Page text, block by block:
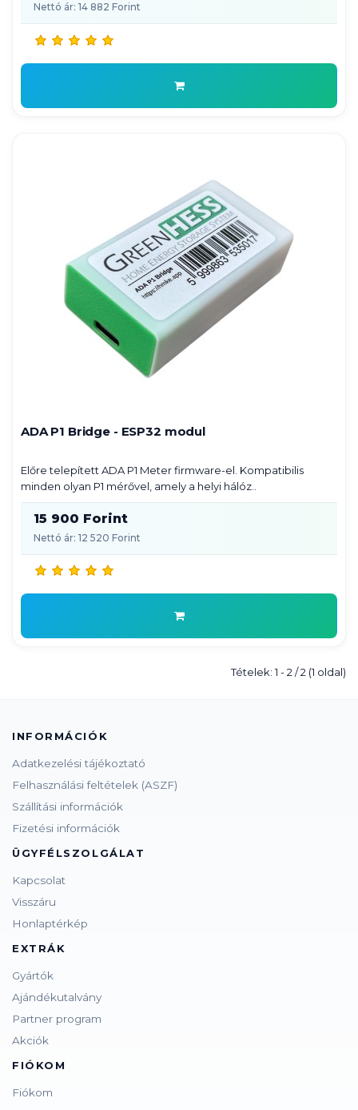
Nettó ár: 14 882 Forint
ADA P1 Bridge - ESP32 modul
Előre telepített ADA P1 Meter firmware-el. Kompatibilis
minden olyan P1 mérővel, amely a helyi hálóz..
15 900 Forint
Nettó ár: 12 520 Forint
Tételek: 1 - 2 / 2 (1 oldal)
INFORMÁCIÓK
Adatkezelési tájékoztató
Felhasználási feltételek (ASZF)
Szállítási információk
Fizetési információk
ÜGYFÉLSZOLGÁLAT
Kapcsolat
Visszáru
Honlaptérkép
EXTRÁK
Gyártók
Ajándékutalvány
Partner program
Akciók
FIÓKOM
Fiókom